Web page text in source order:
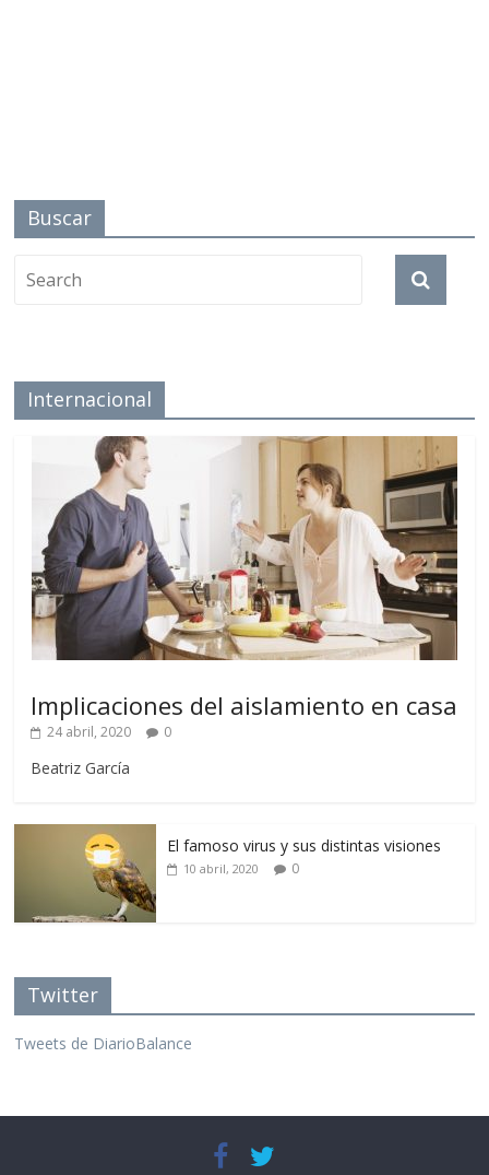
Buscar
Internacional
Implicaciones del aislamiento en casa
24 abril, 2020 0
Beatriz García
El famoso virus y sus distintas visiones
10 abril, 2020 0
Twitter
Tweets de DiarioBalance